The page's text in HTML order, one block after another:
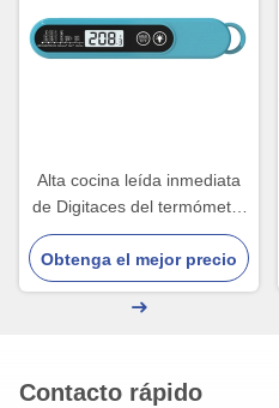
Alta cocina leída inmediata
de Digitaces del termómetro
de la comida de Accurancy
2-4s
Obtenga el mejor precio
Contacto rápido